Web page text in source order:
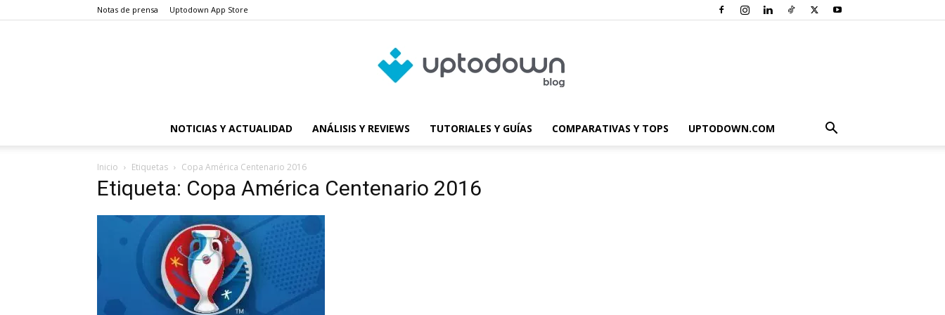
Notas de prensa Uptodown App Store
NOTICIAS Y ACTUALIDAD ANÁLISIS Y REVIEWS TUTORIALES Y GUÍAS COMPARATIVAS Y TOPS UPTODOWN.COM
Inicio Etiquetas Copa América Centenario 2016
Etiqueta: Copa América Centenario 2016